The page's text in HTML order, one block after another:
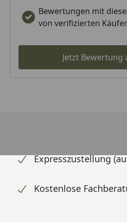
Bewertungen mit
von verifizierten
Jetzt Bewertung
Expresszustellung
Kostenlose